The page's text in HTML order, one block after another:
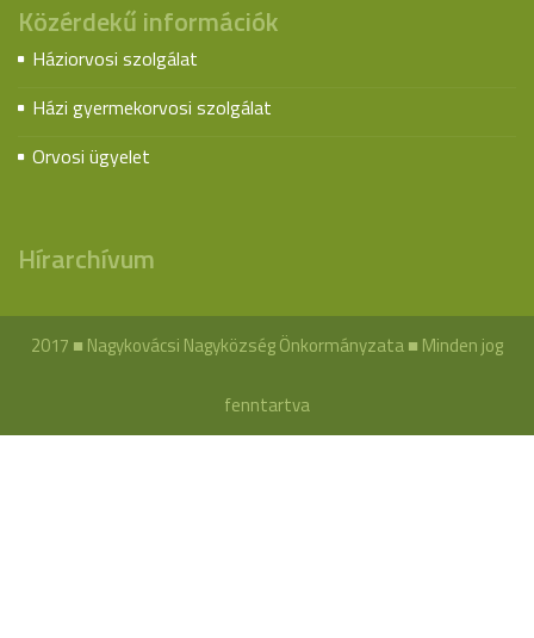
Közérdekű információk
Háziorvosi szolgálat
Házi gyermekorvosi szolgálat
Orvosi ügyelet
Hírarchívum
2017 ■ Nagykovácsi Nagyközség Önkormányzata ■ Minden jog
fenntartva